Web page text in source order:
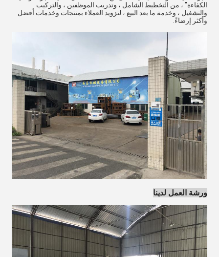
الكفاءة" ، من التخطيط الشامل ، وتدريب الموظفين ، والتركيب
والتشغيل ، وخدمة ما بعد البيع ، لتزويد العملاء بمنتجات وخدمات أفضل
وأكثر إرضاءً.
ورشة العمل لدينا